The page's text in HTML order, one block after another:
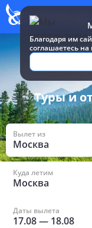
Благодаря им
соглашаетесь
Все туры
Туры и
Вылет из
Москва
Куда летим
Москва
Даты вылета
17.08— 18.08